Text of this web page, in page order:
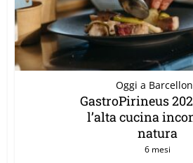
Oggi a
GastroPirineus
l’alta cucina
natura
6 mesi